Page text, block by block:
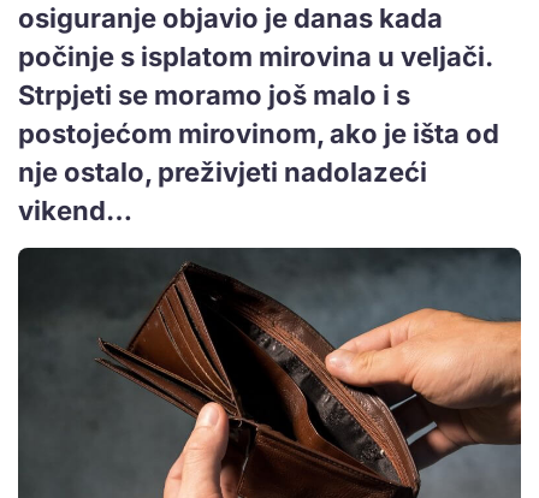
osiguranje objavio je danas kada
počinje s isplatom mirovina u veljači.
Strpjeti se moramo još malo i s
postojećom mirovinom, ako je išta od
nje ostalo, preživjeti nadolazeći
vikend…